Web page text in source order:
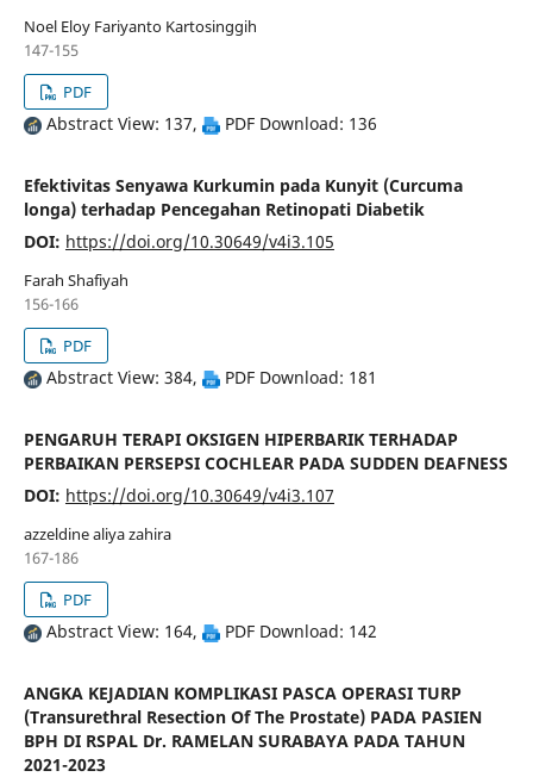
Noel Eloy Fariyanto Kartosinggih
147-155
PDF
Abstract View: 137, PDF Download: 136
Efektivitas Senyawa Kurkumin pada Kunyit (Curcuma
longa) terhadap Pencegahan Retinopati Diabetik
DOI: https://doi.org/10.30649/v4i3.105
Farah Shafiyah
156-166
PDF
Abstract View: 384, PDF Download: 181
PENGARUH TERAPI OKSIGEN HIPERBARIK TERHADAP
PERBAIKAN PERSEPSI COCHLEAR PADA SUDDEN DEAFNESS
DOI: https://doi.org/10.30649/v4i3.107
azzeldine aliya zahira
167-186
PDF
Abstract View: 164, PDF Download: 142
ANGKA KEJADIAN KOMPLIKASI PASCA OPERASI TURP
(Transurethral Resection Of The Prostate) PADA PASIEN
BPH DI RSPAL Dr. RAMELAN SURABAYA PADA TAHUN
2021-2023